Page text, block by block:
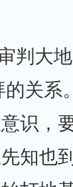
判大
关系
识，
知也